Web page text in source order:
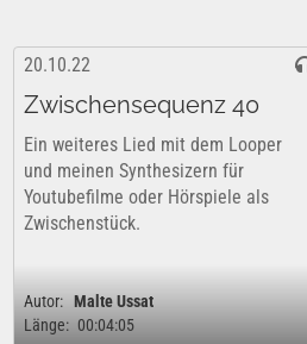
20.10.22
Zwischensequenz 40
Ein weiteres Lied mit dem Looper
und meinen Synthesizern für
Youtubefilme oder Hörspiele als
Zwischenstück.
Autor: Malte Ussat
Länge: 00:04:05